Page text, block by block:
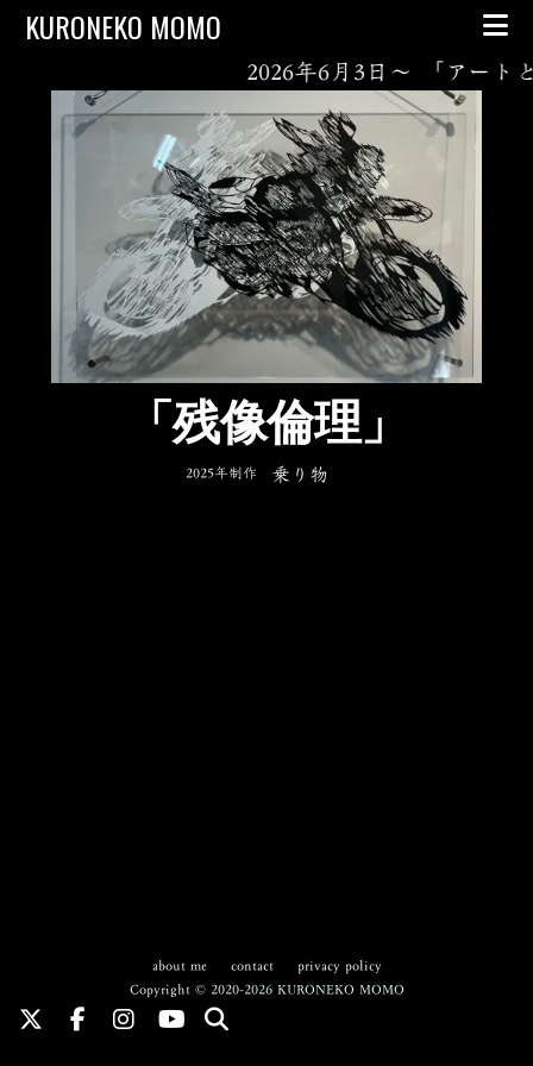
KURONEKO MOMO
「残像倫理」
2025年制作 乗り物
2026年6月3日～ 「アート
about me contact
privacy policy
Copyright © 2020-2026 KURONEKO MOMO